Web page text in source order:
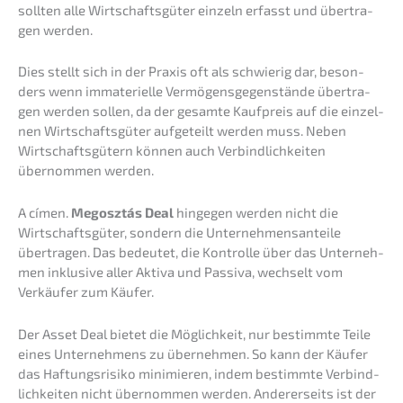
sollten alle Wirtschafts­gü­ter einzeln erfasst und übertra­
gen werden.
Dies stellt sich in der Praxis oft als schwie­rig dar, beson­
ders wenn immate­ri­el­le Vermö­gens­ge­gen­stän­de übertra­
gen werden sollen, da der gesam­te Kaufpreis auf die einzel­
nen Wirtschafts­gü­ter aufge­teilt werden muss. Neben
Wirtschafts­gü­tern können auch Verbind­lich­kei­ten
übernom­men werden.
A címen. Megosz­tás Deal hinge­gen werden nicht die
Wirtschafts­gü­ter, sondern die Unter­neh­mens­an­tei­le
übertra­gen. Das bedeu­tet, die Kontrol­le über das Unter­neh­
men inklu­si­ve aller Aktiva und Passi­va, wechselt vom
Verkäu­fer zum Käufer.
Der Asset Deal bietet die Möglich­keit, nur bestimm­te Teile
eines Unter­neh­mens zu überneh­men. So kann der Käufer
das Haftungs­ri­si­ko minimie­ren, indem bestimm­te Verbind­
lich­kei­ten nicht übernom­men werden. Anderer­seits ist der